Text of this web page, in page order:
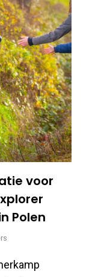
voor
Polen